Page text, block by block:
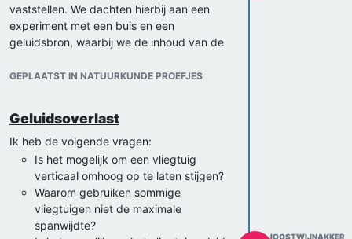
vaststellen. We dachten hierbij aan een
experiment met een buis en een
geluidsbron, waarbij we de inhoud van de
hierbij een verschil in ruimte, temperatuur,
factoren hebben.
-geluidsbron
-decibelmeter
-buizen
-slimme natuurkunde nerd/deskundige die
ons kan helpen
+Een experiment met isolatiematerialen,
GEPLAATST IN NATUURKUNDE PROEFJES
Geluidsoverlast
Ik heb de volgende vragen:
Is het mogelijk om een vliegtuig
verticaal omhoog op te laten stijgen?
Waarom gebruiken sommige
vliegtuigen niet de maximale
spanwijdte?
JOOSTWIJNAKKER